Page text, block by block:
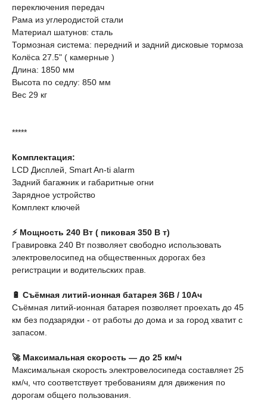
переключения передач
Рама из углеродистой стали
Материал шатунов: сталь
Тормозная система: передний и задний дисковые тормоза
Колёса 27.5" ( камерные )
Длина: 1850 мм
Высота по седлу: 850 мм
Вес 29 кг
*****
Комплектация:
LCD Дисплей, Smart An-ti alarm
Задний багажник и габаритные огни
Зарядное устройство
Комплект ключей
⚡️ Мощность 240 Вт ( пиковая 350 В т)
Гравировка 240 Вт позволяет свободно использовать
электровелосипед на общественных дорогах без
регистрации и водительских прав.
🔋 Съёмная литий-ионная батарея 36В / 10Ач
Съёмная литий-ионная батарея позволяет проехать до 45
км без подзарядки - от работы до дома и за город хватит с
запасом.
🚀 Максимальная скорость — до 25 км/ч
Максимальная скорость электровелосипеда составляет 25
км/ч, что соответствует требованиям для движения по
дорогам общего пользования.